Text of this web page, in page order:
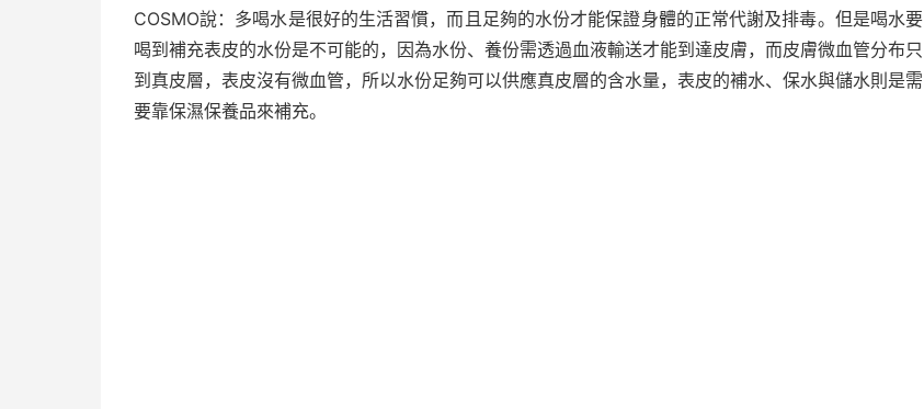
COSMO說：多喝水是很好的生活習慣，而且足夠的水份才能保證身體的正常代謝及排毒。但是喝水要
喝到補充表皮的水份是不可能的，因為水份、養份需透過血液輸送才能到達皮膚，而皮膚微血管分布只
到真皮層，表皮沒有微血管，所以水份足夠可以供應真皮層的含水量，表皮的補水、保水與儲水則是需
要靠保濕保養品來補充。